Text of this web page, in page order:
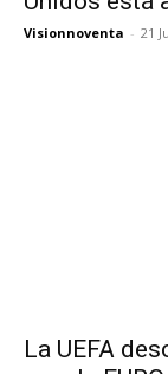
Visionnoventa - 21
La UEFA